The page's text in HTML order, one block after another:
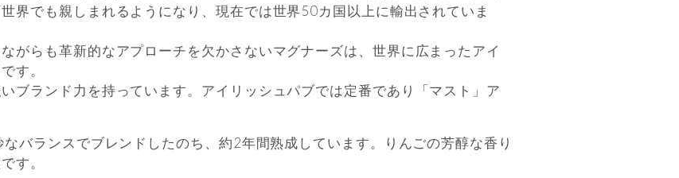
界でも親しまれるようになり、現在では世界50カ国以上に輸出されていま
がらも革新的なアプローチを欠かさないマグナーズは、世界に広まったアイ
す。
ブランド力を持っています。アイリッシュパブでは定番であり「マスト」ア
バランスでブレンドしたのち、約2年間熟成しています。りんごの芳醇な香り
す。